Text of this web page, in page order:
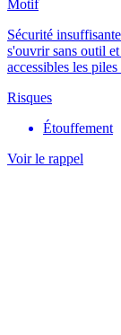
Motif
Sécurité
s'ouvrir sans outil
accessibles les
Risques
Étouffement
Voir le rappel